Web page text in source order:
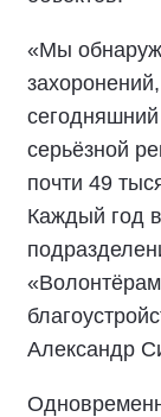
«Мы
серьёзной
почти 49
Каждый год
Александр